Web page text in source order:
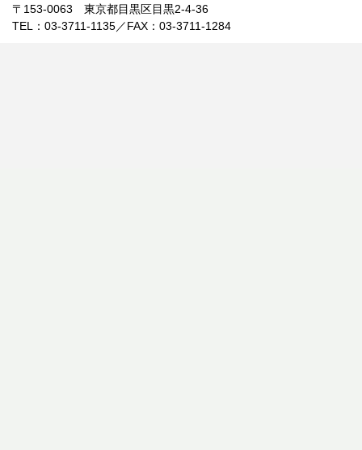
〒153-0063 東京都目黒区目黒2-4-36
TEL：03-3711-1135／FAX：03-3711-1284